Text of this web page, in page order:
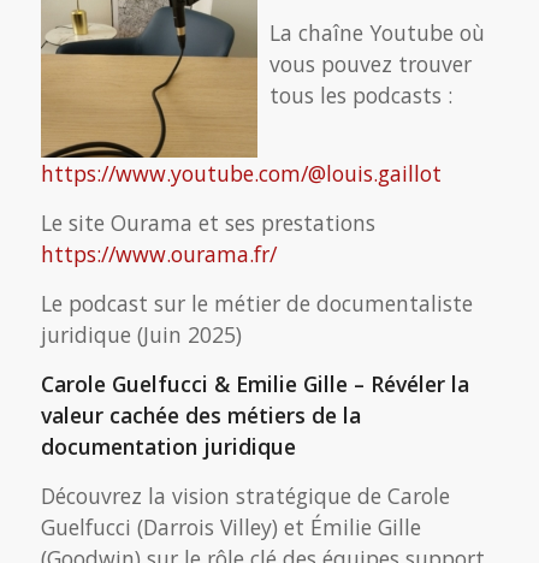
La chaîne Youtube où
vous pouvez trouver
tous les podcasts :
https://www.youtube.com/@louis.gaillot
Le site Ourama et ses prestations
https://www.ourama.fr/
Le podcast sur le métier de documentaliste
juridique (Juin 2025)
Carole Guelfucci & Emilie Gille – Révéler la
valeur cachée des métiers de la
documentation juridique
Découvrez la vision stratégique de Carole
Guelfucci (Darrois Villey) et Émilie Gille